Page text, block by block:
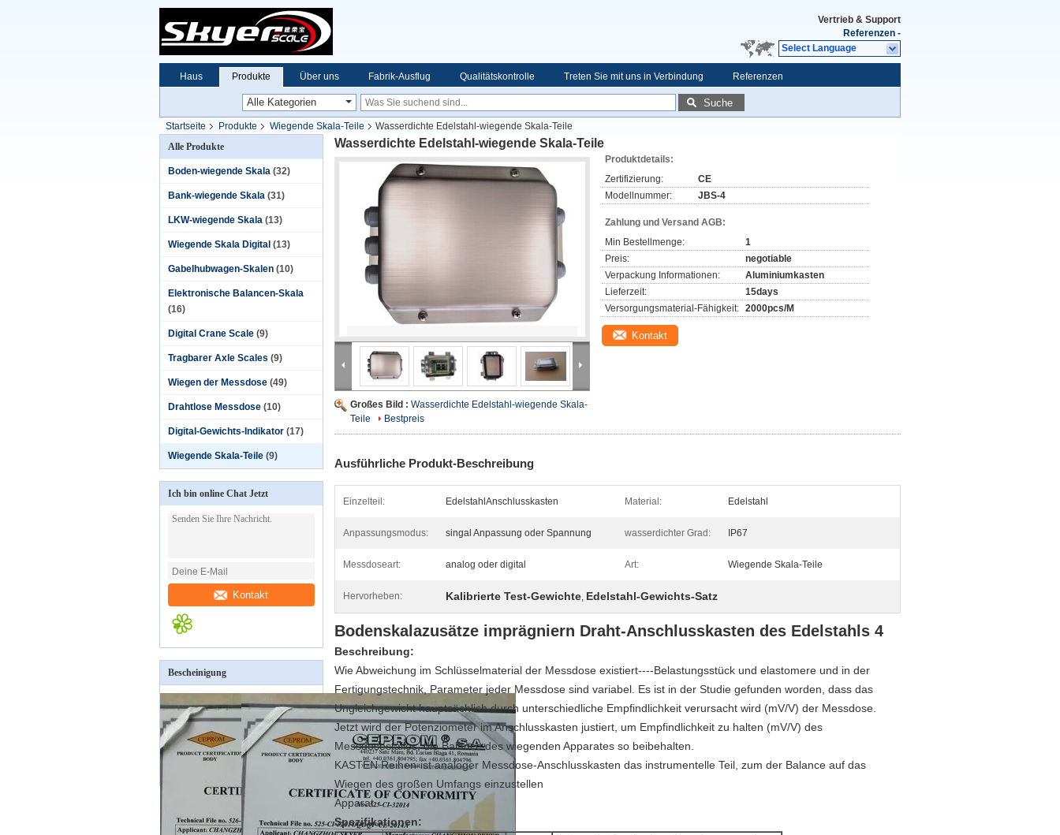
Vertrieb & Support
Referenzen -
Select Language
Haus Produkte Über uns Fabrik-Ausflug Qualitätskontrolle Treten Sie mit uns in Verbindung Referenzen
Suche
Startseite Produkte Wiegende Skala-Teile
Wasserdichte Edelstahl-wiegende Skala-Teile
Alle Produkte
Boden-wiegende Skala (32)
Bank-wiegende Skala (31)
LKW-wiegende Skala (13)
Wiegende Skala Digital (13)
Gabelhubwagen-Skalen (10)
Elektronische Balancen-Skala
(16)
Digital Crane Scale (9)
Tragbarer Axle Scales (9)
Wiegen der Messdose (49)
Drahtlose Messdose (10)
Digital-Gewichts-Indikator (17)
Wiegende Skala-Teile (9)
Ich bin online Chat Jetzt
Kontakt
Bescheinigung
Wasserdichte Edelstahl-wiegende Skala-Teile
Großes Bild : Wasserdichte Edelstahl-wiegende Skala-
Teile
Bestpreis
Produktdetails:
Zertifizierung:
CE
Modellnummer:
JBS-4
Zahlung und Versand AGB:
Min Bestellmenge:
1
Preis:
negotiable
Verpackung Informationen:
Aluminiumkasten
Lieferzeit:
15days
Versorgungsmaterial-Fähigkeit: 2000pcs/M
Kontakt
Ausführliche Produkt-Beschreibung
Einzelteil: EdelstahlAnschlusskasten Material: Edelstahl
Anpassungsmodus: singal Anpassung oder Spannung wasserdichter Grad: IP67
Messdoseart: analog oder digital Art: Wiegende Skala-Teile
Hervorheben: Kalibrierte Test-Gewichte, Edelstahl-Gewichts-Satz
Bodenskalazusätze imprägniern Draht-Anschlusskasten des Edelstahls 4
Beschreibung:
Wie Abweichung im Schlüsselmaterial der Messdose existiert----Belastungsstück und elastomere und in der
Fertigungstechnik, Parameter jeder Messdose sind variabel. Es ist in der Studie gefunden worden, dass das
Ungleichgewicht hauptsächlich durch unterschiedliche Empfindlichkeit verursacht wird (mV/V) der Messdose.
Jetzt wird der Potenziometer im Anschlusskasten justiert, um Empfindlichkeit zu halten (mV/V) des
Messdosestalles, die Balance des wiegenden Apparates so beibehalten.
KASTEN Reihen-ist analoger Messdose-Anschlusskasten das instrumentelle Teil, zum der Balance auf das
Wiegen des großen Umfangs einzustellen
Apparat.
Spezifikationen: